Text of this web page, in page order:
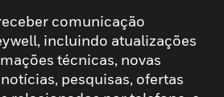
comunicação
incluindo atualizações
técnicas, novas
pesquisas, ofertas